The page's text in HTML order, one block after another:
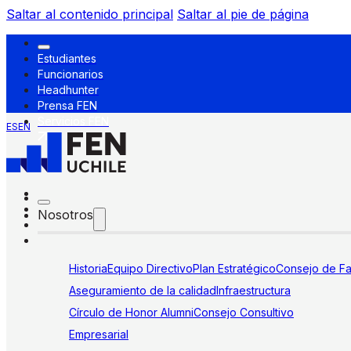
Saltar al contenido principal Saltar al pie de página
Estudiantes
Funcionarios
Headhunter
Prensa FEN
ESEN
Nosotros
HistoriaEquipo DirectivoPlan EstratégicoConsejo de
Aseguramiento de la calidadInfraestructura
Círculo de Honor AlumniConsejo Consultivo
Empresarial